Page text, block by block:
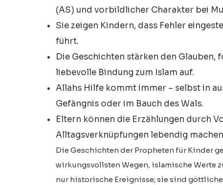
Sie zeigen Kindern, dass Fehler
führt.
Die Geschichten stärken den Glauben,
liebevolle Bindung zum Islam auf.
Allahs Hilfe kommt immer – selbst in
Gefängnis oder im Bauch des Wals.
Eltern können die Erzählungen durch
Alltagsverknüpfungen lebendig
Die Geschichten der Propheten für Kinder
wirkungsvollsten Wegen, islamische Werte
nur historische Ereignisse; sie sind